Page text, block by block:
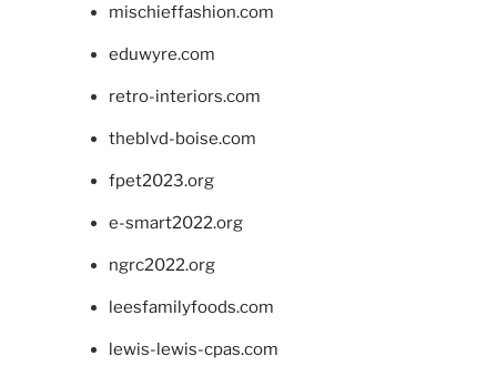
mischieffashion.com
eduwyre.com
retro-interiors.com
theblvd-boise.com
fpet2023.org
e-smart2022.org
ngrc2022.org
leesfamilyfoods.com
lewis-lewis-cpas.com